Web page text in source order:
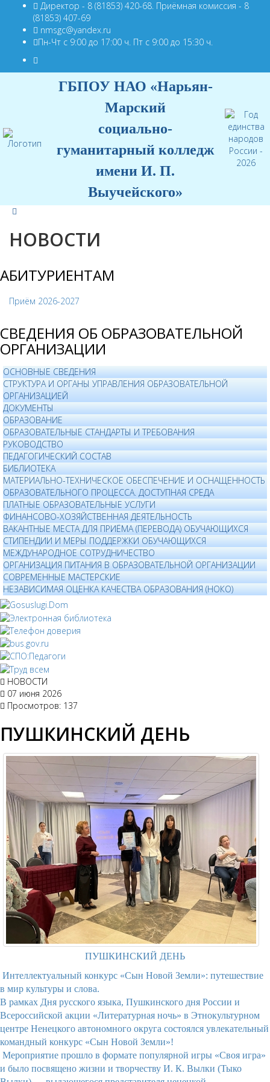
Директор - 8 (81853) 420-68. Приёмная комиссия - 8
(81853) 407-69
nmsgc@yandex.ru
Пн-Чт с 9:00 до 17:00 ч. Пт с 9:00 до 15:30 ч.
ГБПОУ НАО «Нарьян-
Марский
социально-
гуманитарный колледж
имени И. П.
Выучейского»
НОВОСТИ
АБИТУРИЕНТАМ
Приём 2026-2027
СВЕДЕНИЯ ОБ ОБРАЗОВАТЕЛЬНОЙ
ОРГАНИЗАЦИИ
ОСНОВНЫЕ СВЕДЕНИЯ
СТРУКТУРА И ОРГАНЫ УПРАВЛЕНИЯ ОБРАЗОВАТЕЛЬНОЙ
ОРГАНИЗАЦИЕЙ
ДОКУМЕНТЫ
ОБРАЗОВАНИЕ
ОБРАЗОВАТЕЛЬНЫЕ СТАНДАРТЫ И ТРЕБОВАНИЯ
РУКОВОДСТВО
ПЕДАГОГИЧЕСКИЙ СОСТАВ
БИБЛИОТЕКА
МАТЕРИАЛЬНО-ТЕХНИЧЕСКОЕ ОБЕСПЕЧЕНИЕ И ОСНАЩЕННОСТЬ
ОБРАЗОВАТЕЛЬНОГО ПРОЦЕССА. ДОСТУПНАЯ СРЕДА
ПЛАТНЫЕ ОБРАЗОВАТЕЛЬНЫЕ УСЛУГИ
ФИНАНСОВО-ХОЗЯЙСТВЕННАЯ ДЕЯТЕЛЬНОСТЬ
ВАКАНТНЫЕ МЕСТА ДЛЯ ПРИЁМА (ПЕРЕВОДА) ОБУЧАЮЩИХСЯ
СТИПЕНДИИ И МЕРЫ ПОДДЕРЖКИ ОБУЧАЮЩИХСЯ
МЕЖДУНАРОДНОЕ СОТРУДНИЧЕСТВО
ОРГАНИЗАЦИЯ ПИТАНИЯ В ОБРАЗОВАТЕЛЬНОЙ ОРГАНИЗАЦИИ
СОВРЕМЕННЫЕ МАСТЕРСКИЕ
НЕЗАВИСИМАЯ ОЦЕНКА КАЧЕСТВА ОБРАЗОВАНИЯ (НОКО)
НОВОСТИ
07 июня 2026
Просмотров: 137
ПУШКИНСКИЙ ДЕНЬ
ПУШКИНСКИЙ ДЕНЬ
Интеллектуальный конкурс «Сын Новой Земли»: путешествие
в мир культуры и слова.
В рамках Дня русского языка, Пушкинского дня России и
Всероссийской акции «Литературная ночь» в Этнокультурном
центре Ненецкого автономного округа состоялся увлекательный
командный конкурс «Сын Новой Земли»!
Мероприятие прошло в формате популярной игры «Своя игра»
и было посвящено жизни и творчеству И. К. Вылки (Тыко